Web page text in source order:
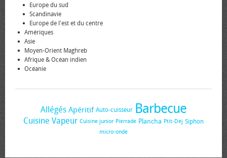
Europe du sud
Scandinavie
Europe de l'est et du centre
Amériques
Asie
Moyen-Orient Maghreb
Afrique & Océan indien
Océanie
Allégés Apéritif Auto-cuisseur Barbecue
Cuisine Vapeur Cuisine junior Pierrade Plancha Ptit-Dej Siphon
micro-onde